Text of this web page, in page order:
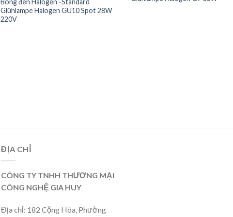
Bóng đèn Halogen -Standard
Glühlampe Halogen GU10 Spot 28W
220V
ĐỊA CHỈ
CÔNG TY TNHH THƯƠNG MẠI
CÔNG NGHỆ GIA HUY
Địa chỉ: 182 Cộng Hòa, Phường